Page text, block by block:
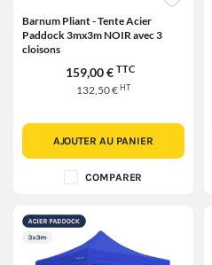
Barnum Pliant - Tente Acier
Paddock 3mx3m NOIR avec 3
cloisons
159,00 € TTC
132,50 €HT
AJOUTER AU PANIER
COMPARER